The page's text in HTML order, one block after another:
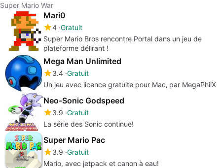
Super Mario War
Mari0
4 Gratuit
Super Mario Bros rencontre Portal dans un jeu de
plateforme délirant !
Mega Man Unlimited
3.4 Gratuit
Un jeu avec licence gratuite pour Mac‚ par MegaPhilX
Neo-Sonic Godspeed
3.9 Gratuit
La série des Sonic continue!
Super Mario Pac
3.9 Gratuit
Mario, avec jetpack et canon à eau!